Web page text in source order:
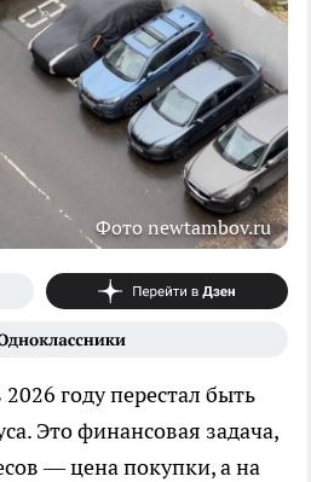
Фото newtambov.ru
году перестал быть
Это финансовая задача,
— цена покупки, а на